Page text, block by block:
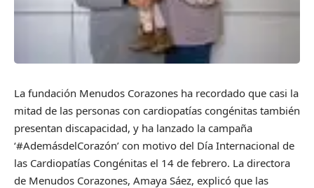
La fundación Menudos Corazones ha recordado que casi la
mitad de las personas con cardiopatías congénitas también
presentan discapacidad, y ha lanzado la campaña
‘#AdemásdelCorazón’ con motivo del Día Internacional de
las Cardiopatías Congénitas el 14 de febrero. La directora
de Menudos Corazones, Amaya Sáez, explicó que las